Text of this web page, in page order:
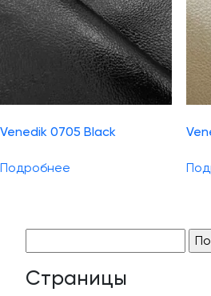
Venedik 0705 Black
Подробнее
Страницы